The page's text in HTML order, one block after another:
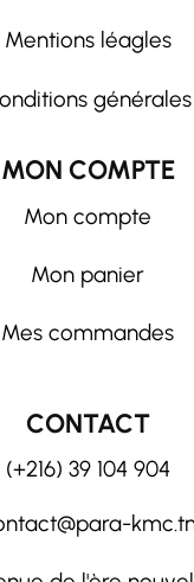
Mentions léagles
générales
MON COMPTE
Mon compte
Mon panier
Mes commandes
CONTACT
(+216) 39 104 904